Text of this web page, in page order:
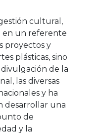
cultural,
en un referente
proyectos y
plásticas, sino
de la
las diversas
y ha
desarrollar una
de
y la